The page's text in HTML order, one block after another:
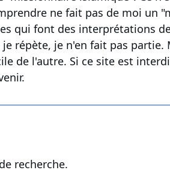
ne fait pas de moi un
qui font des interprétations
répète, je n'en fait pas partie.
de l'autre. Si ce site est
recherche.